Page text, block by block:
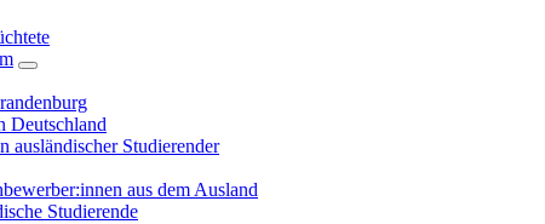
Deutschland
ausländischer Studierender
aus dem Ausland
Studierende